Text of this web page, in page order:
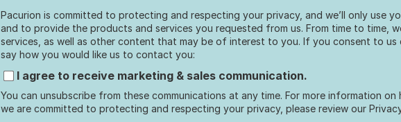
Pacurion is committed to protecting and respecting your privacy, and we’ll only use
and to provide the products and services you requested from us. From time to time,
services, as well as other content that may be of interest to you. If you consent to
say how you would like us to contact you:
I agree to receive marketing & sales communication.
You can unsubscribe from these communications at any time. For more information
we are committed to protecting and respecting your privacy, please review our